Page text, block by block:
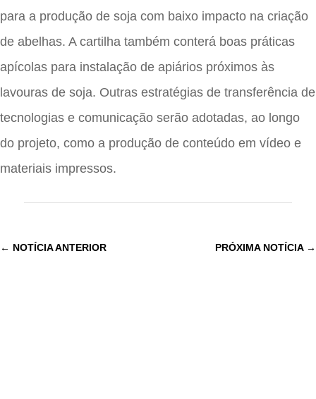
para a produção de soja com baixo impacto na criação
de abelhas. A cartilha também conterá boas práticas
apícolas para instalação de apiários próximos às
lavouras de soja. Outras estratégias de transferência de
tecnologias e comunicação serão adotadas, ao longo
do projeto, como a produção de conteúdo em vídeo e
materiais impressos.
← NOTÍCIA ANTERIOR PRÓXIMA NOTÍCIA→